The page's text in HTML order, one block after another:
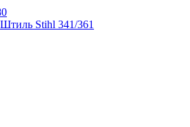
Stihl 341/361